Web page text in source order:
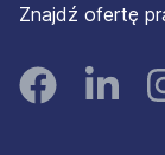
Znajdź ofertę
FacebookLinked In